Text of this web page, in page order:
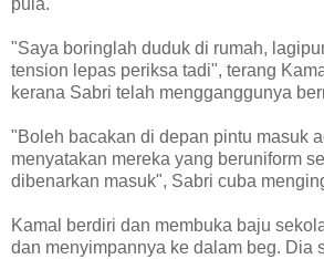
pula.
"Saya boringlah duduk di rumah,
tension lepas periksa tadi", terang
kerana Sabri telah mengganggunya
"Boleh bacakan di depan pintu masuk
menyatakan mereka yang beruniform
dibenarkan masuk", Sabri cuba
Kamal berdiri dan membuka baju
dan menyimpannya ke dalam beg. Dia